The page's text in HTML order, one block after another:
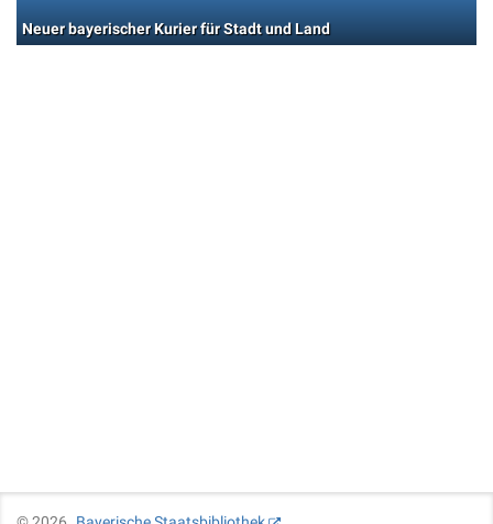
Neuer bayerischer Kurier für Stadt und Land